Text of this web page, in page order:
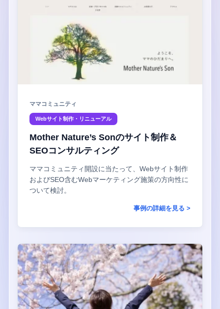
ママコミュニティ
Webサイト制作・リニューアル
Mother Nature’s Sonのサイト制作＆
SEOコンサルティング
ママコミュニティ開設に当たって、Webサイト制作
およびSEO含むWebマーケティング施策の方向性に
ついて検討。
事例の詳細を見る >